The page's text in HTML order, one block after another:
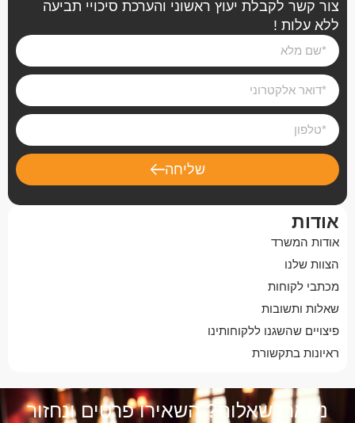
אודות
אודות המשרד
הצוות שלנו
מכתבי לקוחות
שאלות ותשובות
פיצויים שהשגנו ללקוחותינו
ראיונות בתקשורת
צור קשר לקבלת יעוץ ראשוני והערכת סיכויי תביעה
ללא עלות !
שליחה
ב 2011 נולד לנו בן לכאורה “בריא” עם מהלך הריון תקין.
כעבור מספר שבועות התברר כי ילדנו לוקה במום לבבי
מורכב ונדיר אשר לא התגלה במהלך בדיקות ההיריון.
לאחר מספר ניתוחי לב פתוח שבוצעו בתינוק שלנו
ולאחר אשפוז ממושך השתחררנו הביתה אולם, למרבית
הצער, לא ניתן היה לתקן את ליבו של בננו הקט והוא נותר
עם מגבלות ובעיות רפואיות נלוות עד עצם היום הזה.
לביתנו הגיע עו”ד אייל בן ישי לשיחת היכרות ולמידת
אני חייבת לציין שמעולם לא נתקלתי בעו”ד כול כך אנושי,
סובלני ומקצועי.
משרדו של אייל החל לטפל בתיק במקצועיות רבה.
ראויה מאוד לציון עו”ד שני קרוטר – צור שיחד עם אייל
וצוות המשרד שלו, טיפלו בתיק במסירות, מקצועיות,
השקעה רבה, יוזמה ותושייה הדבר התבטא לאורך כול
התקופה במעקב, בקרה, השגת חוות דעת מקצועיות,
במאמצים ועל כך עבודתם ראויה לשבח ולכול המלצה.
בזכותכם, ובזכות הסכם הפשרה שהשגתם, לבננו יהיה
להסתדר על אף המגבלות.
נשארו שאלות? השאירו פרטים ונחזור